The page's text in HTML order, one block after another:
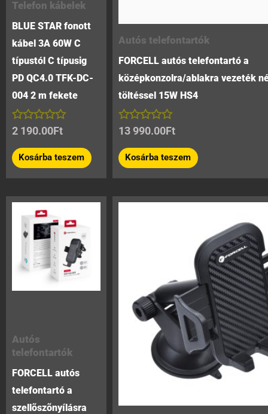
Telefon kábelek
BLUE STAR fonott
kábel 3A 60W C
típustól C típusig
PD QC4.0 TFK-DC-
004 2 m fekete
Értékelés:
/
5
2 190.00Ft
Kosárba teszem
Autós telefontartók
FORCELL autós telefontartó a
középkonzolra/ablakra vezeték
töltéssel 15W HS4
Értékelés:
/
5
13 990.00Ft
Kosárba teszem
Autós
telefontartók
FORCELL autós
telefontartó a
szellõszõnyílásra